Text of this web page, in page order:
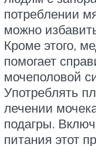
потреблении
можно
Кроме этого,
помогает
мочеполовой
Употреблять
лечении
подагры.
питания этот